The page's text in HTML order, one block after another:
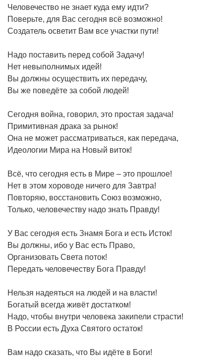
Человечество не знает куда ему идти?
Поверьте, для Вас сегодня всё возможно!
Создатель осветит Вам все участки пути!
Надо поставить перед собой Задачу!
Нет невыполнимых идей!
Вы должны осуществить их передачу,
Вы же поведёте за собой людей!
Сегодня война, говорил, это простая задача!
Примитивная драка за рынок!
Она не может рассматриваться, как передача,
Идеологии Мира на Новый виток!
Всё, что сегодня есть в Мире – это прошлое!
Нет в этом хороводе ничего для Завтра!
Повторяю, восстановить Союз возможно,
Только, человечеству надо знать Правду!
У Вас сегодня есть Знамя Бога и есть Исток!
Вы должны, ибо у Вас есть Право,
Организовать Света поток!
Передать человечеству Бога Правду!
Нельзя надеяться на людей и на власти!
Богатый всегда живёт достатком!
Надо, чтобы внутри человека закипели страсти!
В России есть Духа Святого остаток!
Вам надо сказать, что Вы идёте в Боги!